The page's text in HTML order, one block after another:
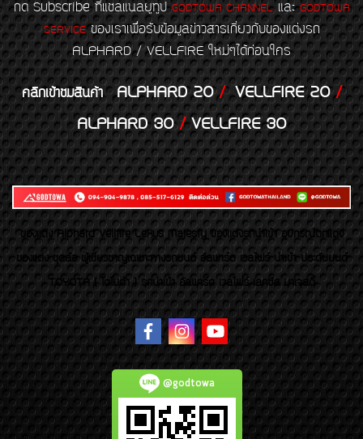
กด Subscribe ที่แชลแนลยูทูป GODTOWA CHANNELและGODTOWA
SERVICEของเราเพื่อรับข้อมูลข่าวสารเกี่ยวกับของแต่งรถ
ALPHARD / VELLFIRE ใหม่ๆได้ก่อนใคร
คลิกเข้าชมสินค้า ALPHARD 20/VELLFIRE 20/
ALPHARD 30/VELLFIRE 30
ของเเต่ง Alphard Vellfire Lexus Majesty ของเเต่งรถนำเข้า อุปกรณ์ตกแต่ง
ของแต่ง ชุดล้อ ผู้เชี่ยวชาญเฉพาะทางรถยนต์ อัลพาร์ด เวลไฟร์ นำเข้า ประดับยนต์
TOYOTA ( โตโยต้า ) รถนำเข้า อัลพาร์ด เวลไฟร์ เลกซัส มาเจสตี้
@godtowa